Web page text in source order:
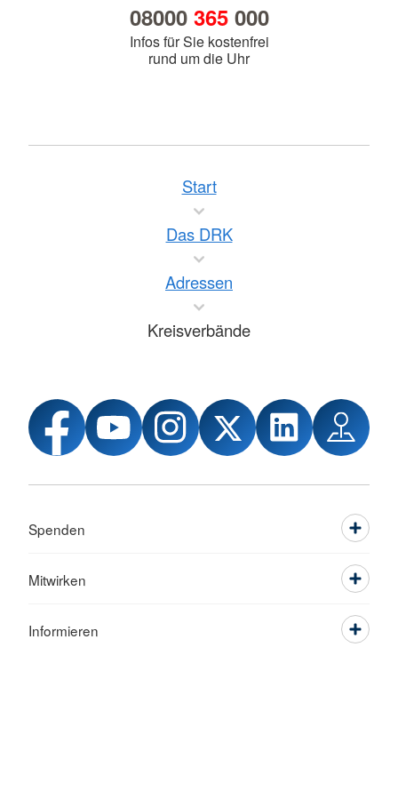
08000 365000
Infos für Sie kostenfrei
rund um die Uhr
Start
Das DRK
Adressen
Kreisverbände
Spenden
Mitwirken
Informieren